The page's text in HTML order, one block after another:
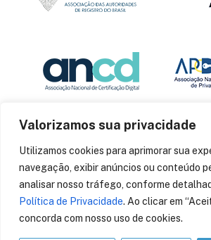
Valorizamos sua privacidade
Utilizamos cookies para aprimorar sua
navegação, exibir anúncios ou conteúdo
analisar nosso tráfego, conforme
Política de Privacidade. Ao clicar em
concorda com nosso uso de cookies.